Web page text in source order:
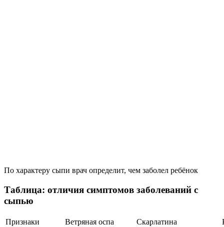
По характеру сыпи врач определит, чем заболел ребёнок
Таблица: отличия симптомов заболеваний с
сыпью
Признаки Ветряная оспа Скарлатина